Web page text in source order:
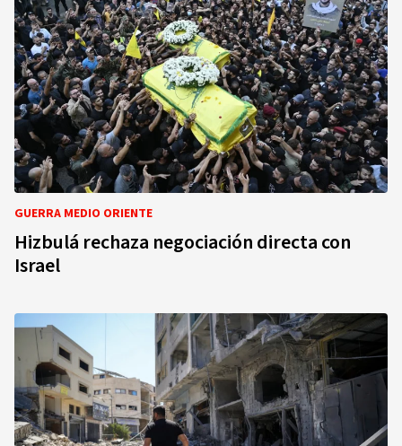
GUERRA MEDIO ORIENTE
Hizbulá rechaza negociación directa con
Israel